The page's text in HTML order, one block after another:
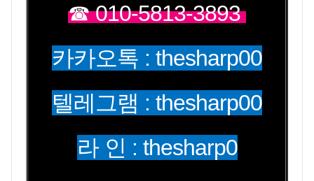
☎ 010-5813-3893
카카오톡 : thesharp00
텔레그램 : thesharp00
라 인 : thesharp0